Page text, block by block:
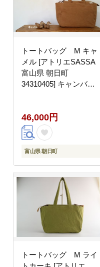
トートバッグ M キャ
メル [アトリエSASSA
富山県 朝日町
34310405] キャンバス
稽古バッグ
46,000円
富山県 朝日町
トートバッグ M ライ